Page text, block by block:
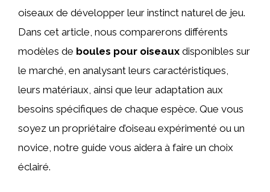
oiseaux de développer leur instinct naturel de jeu.
Dans cet article, nous comparerons différents
modèles de boules pour oiseaux disponibles sur
le marché, en analysant leurs caractéristiques,
leurs matériaux, ainsi que leur adaptation aux
besoins spécifiques de chaque espèce. Que vous
soyez un propriétaire d’oiseau expérimenté ou un
novice, notre guide vous aidera à faire un choix
éclairé.